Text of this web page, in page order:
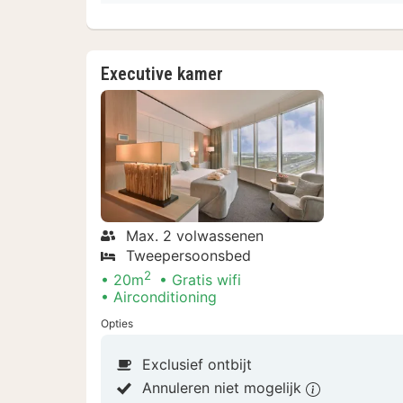
Executive kamer
Max. 2 volwassenen
Tweepersoonsbed
20m2
Gratis wifi
Airconditioning
Opties
Exclusief ontbijt
Annuleren niet mogelijk